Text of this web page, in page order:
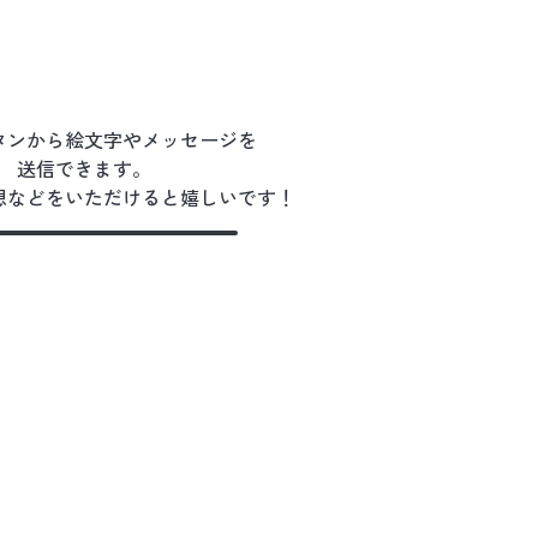
ンから絵文字やメッセージを
送信できます。
どをいただけると嬉しいです！